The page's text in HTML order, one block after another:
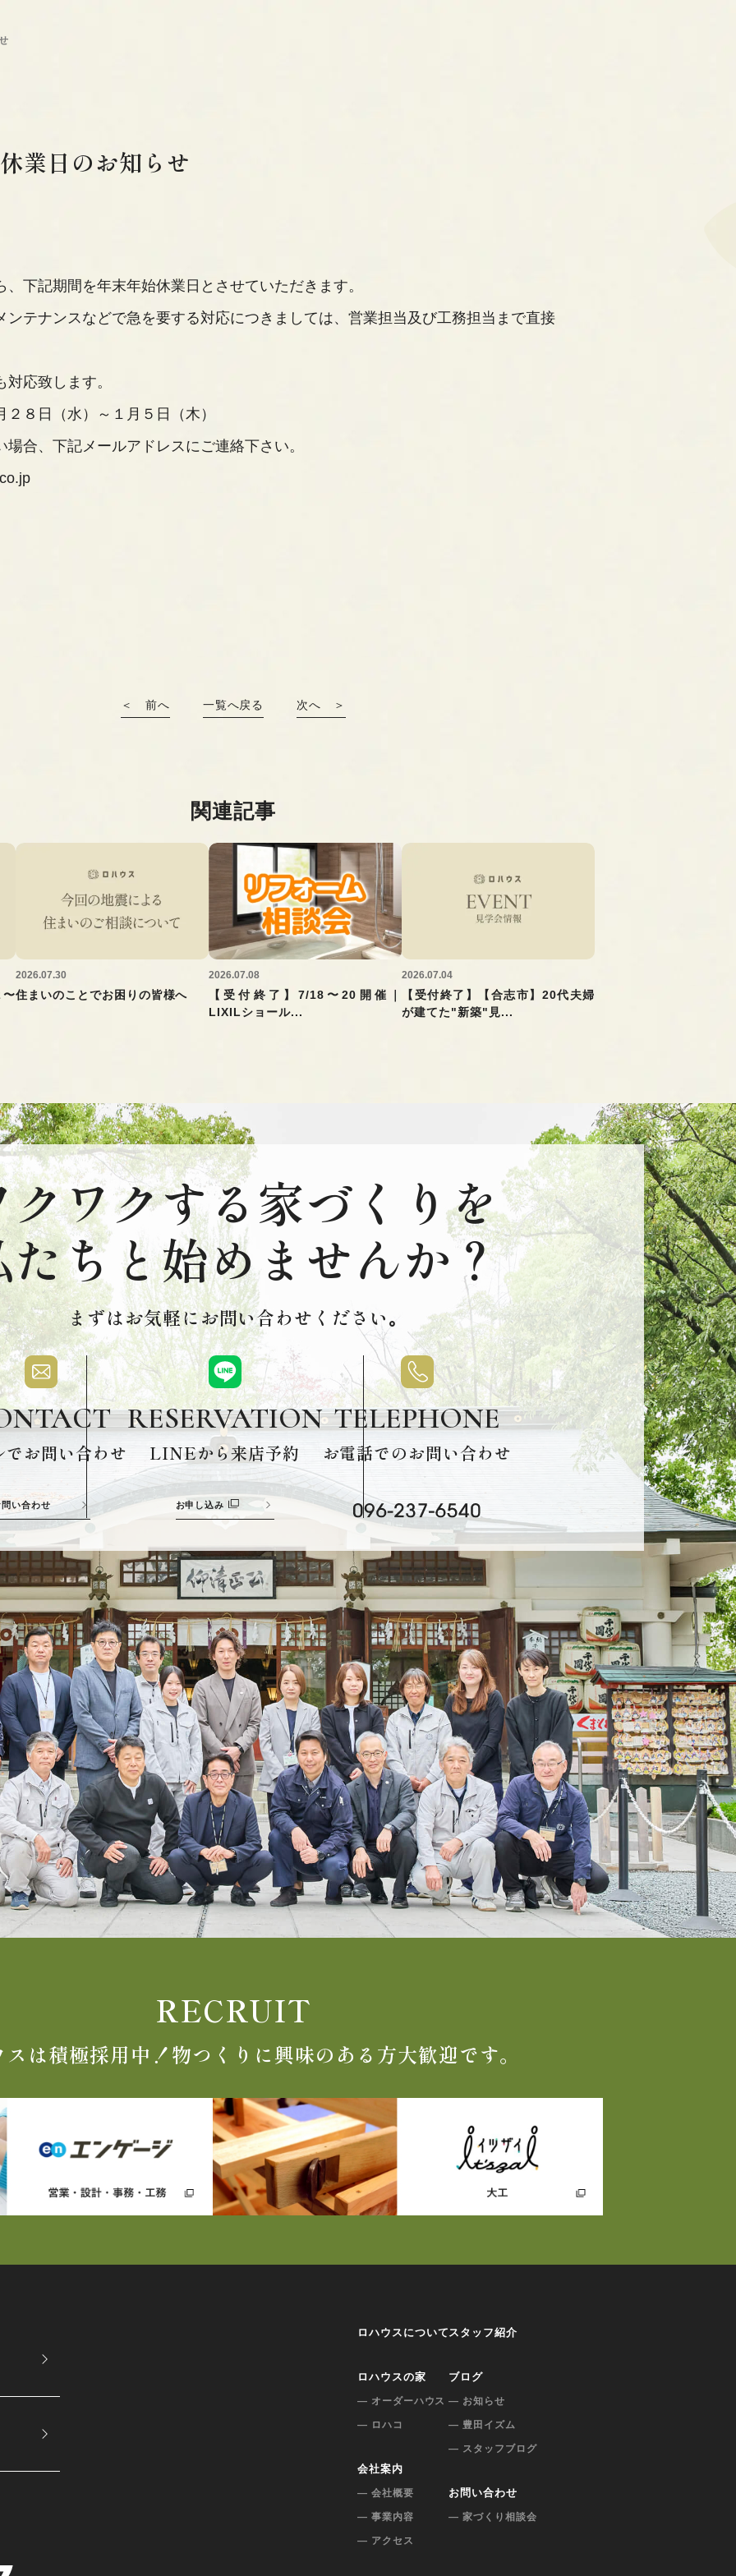
業日のお知らせ
、下記期間を年末年始休業日とさせていただきます。
ンテナンスなどで急を要する対応につきましては、営業担当及び工務担当まで直接
応致します。
２８日（水）～１月５日（木）
場合、下記メールアドレスにご連絡下さい。
＜ 前へ 一覧へ戻る 次へ ＞
関連記事
2026.07.30
住まいのことでお困りの皆様へ
2026.07.08
【受付終了】7/18〜20開催｜
LIXILショール...
2026.07.04
【受付終了】【合志市】20代夫婦
が建てた"新築"見...
クワクする家づくりを
たちと始めませんか？
まずはお気軽にお問い合わせください｡
でお問い合わせ
い合わせ
RESERVATION
LINEから来店予約
お申し込み
TELEPHONE
お電話でのお問い合わせ
RECRUIT
スは積極採用中！物つくりに興味のある方大歓迎です。
ロハウスについて
ロハウスの家
— オーダーハウス
— ロハコ
会社案内
— 会社概要
— 事業内容
— アクセス
スタッフ紹介
ブログ
— お知らせ
— 豊田イズム
— スタッフブログ
お問い合わせ
— 家づくり相談会